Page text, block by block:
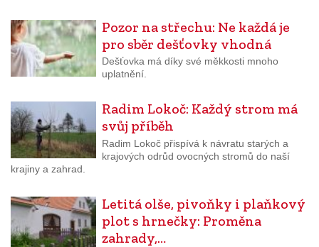
Pozor na střechu: Ne každá je
pro sběr dešťovky vhodná
Dešťovka má díky své měkkosti mnoho
uplatnění.
Radim Lokoč: Každý strom má
svůj příběh
Radim Lokoč přispívá k návratu starých a
krajových odrůd ovocných stromů do naší
krajiny a zahrad.
Letitá olše, pivoňky i plaňkový
plot s hrnečky: Proměna
zahrady,…